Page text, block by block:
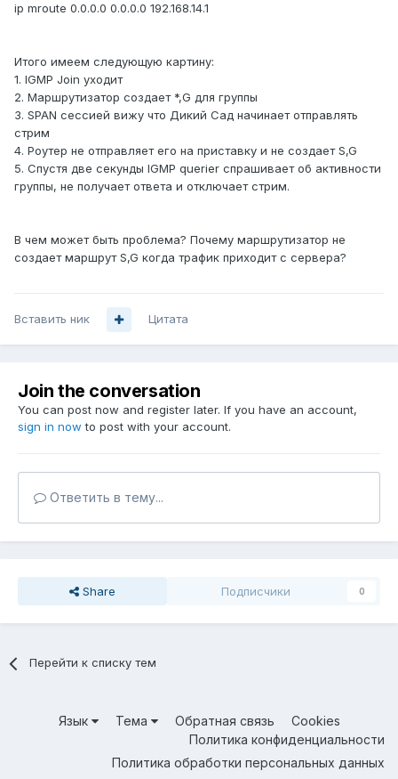
ip mroute 0.0.0.0 0.0.0.0 192.168.14.1
Итого имеем следующую картину:
1. IGMP Join уходит
2. Маршрутизатор создает *,G для группы
3. SPAN сессией вижу что Дикий Сад начинает отправлять
стрим
4. Роутер не отправляет его на приставку и не создает S,G
5. Спустя две секунды IGMP querier спрашивает об активности
группы, не получает ответа и отключает стрим.
В чем может быть проблема? Почему маршрутизатор не
создает маршрут S,G когда трафик приходит с сервера?
Вставить ник Цитата
Join the conversation
You can post now and register later. If you have an account,
sign in now to post with your account.
Ответить в тему...
Share Подписчики 0
Перейти к списку тем
Язык Тема Обратная связь
Cookies
Политика конфиденциальности
Политика обработки персональных данных